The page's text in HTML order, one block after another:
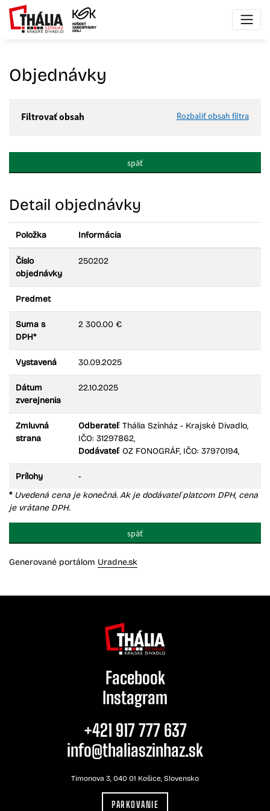
Objednávky
Filtrovať obsah
Rozbaliť obsah filtra
Typ dátumu:
Dátum od:
Dátum do:
Suma od:
Filtrovať Reset
späť
Detail objednávky
Položka Informácia
Číslo
objednávky
250202
Predmet
Suma s
DPH*
2 300.00 €
Vystavená 30.09.2025
Dátum
zverejnenia
22.10.2025
Zmluvná
strana
Odberateľ: Thália Színház - Krajské Divadlo,
IČO: 31297862,
Dodávateľ: OZ FONOGRÁF, IČO: 37970194,
Prílohy
-
*Uvedená cena je konečná. Ak je dodávateľ platcom DPH, cena
je vrátane DPH.
späť
Generované portálom Uradne.sk
Facebook
Instagram
+421 917 777 637
info@thaliaszinhaz.sk
Timonova 3, 040 01 Košice, Slovensko
PARKOVANIE